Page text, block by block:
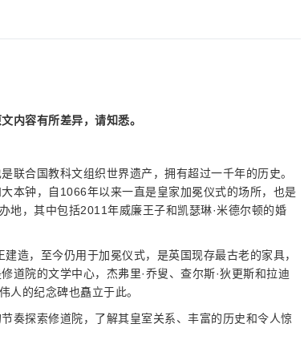
内容有所差异，请知悉。
联合国教科文组织世界遗产，拥有超过一千年的历史。
本钟，自1066年以来一直是皇家加冕仪式的场所，也是
地，其中包括2011年威廉王子和凯瑟琳·米德尔顿的婚
造，至今仍用于加冕仪式，是英国现存最古老的家具，
道院的文学中心，杰弗里·乔叟、查尔斯·狄更斯和拉迪
人的纪念碑也矗立于此。
奏探索修道院，了解其皇室关系、丰富的历史和令人惊